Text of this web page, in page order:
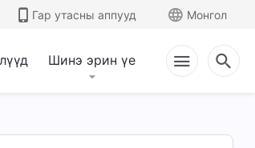
Гар утасны аппууд Монгол
Шинэ эрин үе